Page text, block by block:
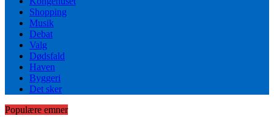
Shopping
Musik
Debat
Valg
Dødsfald
Haven
Byggeri
Det sker
Populære emner